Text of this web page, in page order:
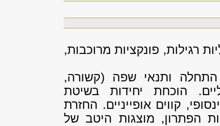
פונקציות מרוכבות,
ותנאי שפה (קשורה,
הוכחת יחידות בשיטת
קווים אופייניים. החזרת
הפתרון, מוצגות היטב של